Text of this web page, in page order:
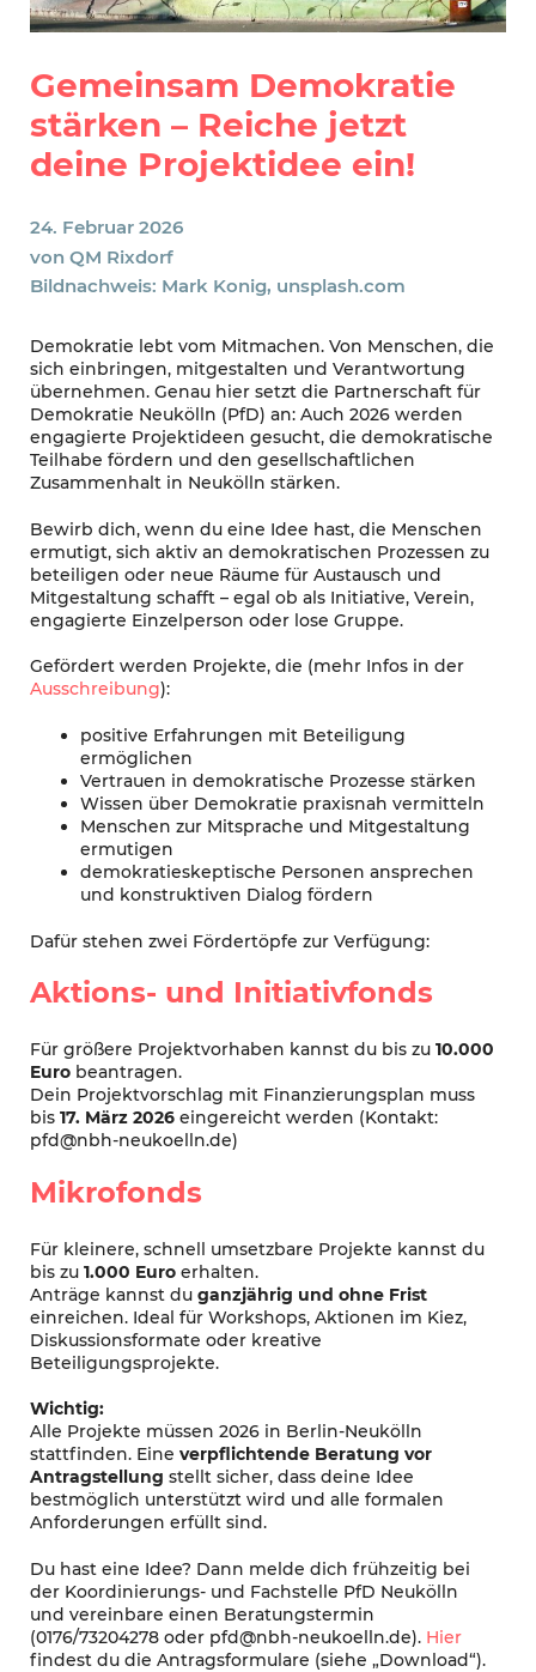
Gemeinsam Demokratie
stärken – Reiche jetzt
deine Projektidee ein!
24. Februar 2026
von QM Rixdorf
Bildnachweis: Mark Konig, unsplash.com
Demokratie lebt vom Mitmachen. Von Menschen, die
sich einbringen, mitgestalten und Verantwortung
übernehmen. Genau hier setzt die Partnerschaft für
Demokratie Neukölln (PfD) an: Auch 2026 werden
engagierte Projektideen gesucht, die demokratische
Teilhabe fördern und den gesellschaftlichen
Zusammenhalt in Neukölln stärken.
Bewirb dich, wenn du eine Idee hast, die Menschen
ermutigt, sich aktiv an demokratischen Prozessen zu
beteiligen oder neue Räume für Austausch und
Mitgestaltung schafft – egal ob als Initiative, Verein,
engagierte Einzelperson oder lose Gruppe.
Gefördert werden Projekte, die (mehr Infos in der
Ausschreibung):
positive Erfahrungen mit Beteiligung
ermöglichen
Vertrauen in demokratische Prozesse stärken
Wissen über Demokratie praxisnah vermitteln
Menschen zur Mitsprache und Mitgestaltung
ermutigen
demokratieskeptische Personen ansprechen
und konstruktiven Dialog fördern
Dafür stehen zwei Fördertöpfe zur Verfügung:
Aktions- und Initiativfonds
Für größere Projektvorhaben kannst du bis zu 10.000
Euro beantragen.
Dein Projektvorschlag mit Finanzierungsplan muss
bis 17. März 2026 eingereicht werden (Kontakt:
pfd@nbh-neukoelln.de)
Mikrofonds
Für kleinere, schnell umsetzbare Projekte kannst du
bis zu 1.000 Euro erhalten.
Anträge kannst du ganzjährig und ohne Frist
einreichen. Ideal für Workshops, Aktionen im Kiez,
Diskussionsformate oder kreative
Beteiligungsprojekte.
Wichtig:
Alle Projekte müssen 2026 in Berlin-Neukölln
stattfinden. Eine verpflichtende Beratung vor
Antragstellung stellt sicher, dass deine Idee
bestmöglich unterstützt wird und alle formalen
Anforderungen erfüllt sind.
Du hast eine Idee? Dann melde dich frühzeitig bei
der Koordinierungs- und Fachstelle PfD Neukölln
und vereinbare einen Beratungstermin
(0176/73204278 oder pfd@nbh-neukoelln.de). Hier
findest du die Antragsformulare (siehe „Download“).